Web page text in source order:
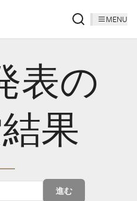
MENU
表の
果
進む